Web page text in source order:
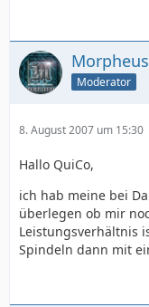
Morpheus
Moderator
8. August 2007 um 15:30
Hallo QuiCo,
ich hab meine bei
überlegen ob mir
Leistungsverhältnis
Spindeln dann mit